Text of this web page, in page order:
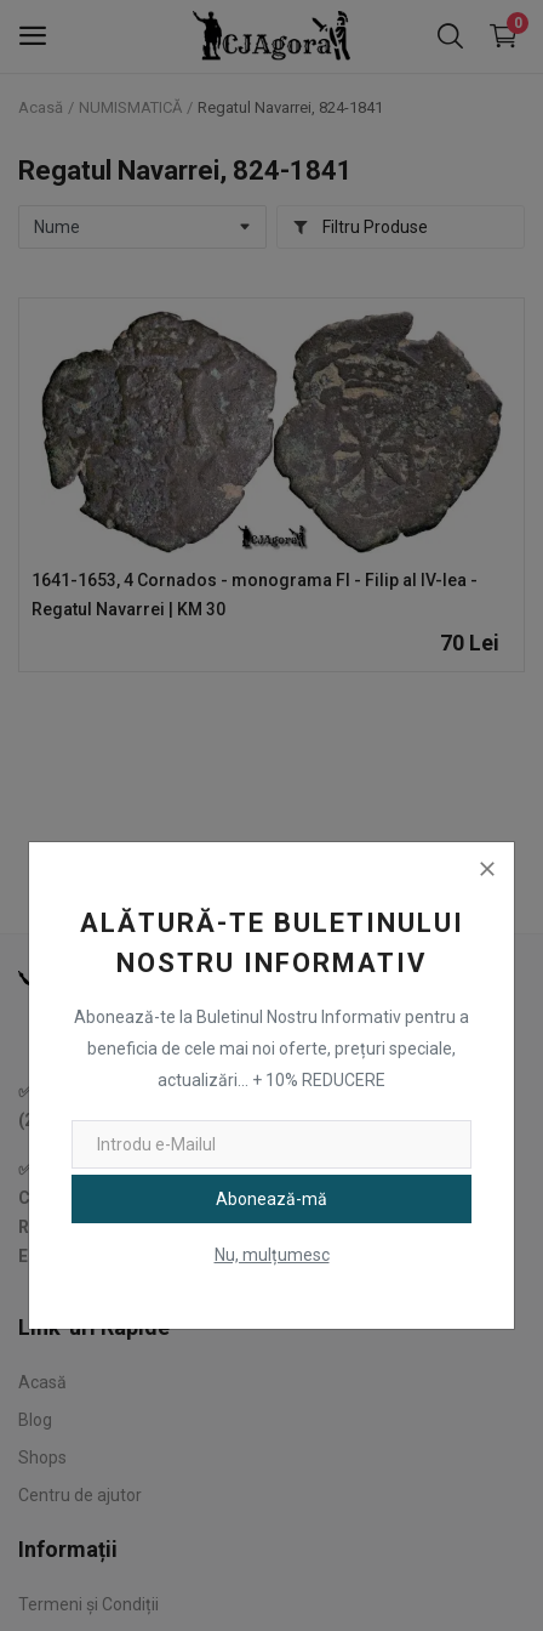
0
Favorite
Contact
Blog
Autentificare
Înregistrare
ALĂTURĂ-TE BULETINULUI
NOSTRU INFORMATIV
Abonează-te la Buletinul Nostru Informativ pentru a
beneficia de cele mai noi oferte, prețuri speciale,
actualizări... + 10% REDUCERE
Abonează-mă
Nu, mulțumesc
Acasă NUMISMATICĂ Regatul Navarrei, 824-1841
Regatul Navarrei, 824-1841
Filtru Produse
1641-1653, 4 Cornados - monograma FI - Filip al IV-lea -
Regatul Navarrei | KM 30
70 Lei
✅Țîru Andrei Angel - PFA Cod fiscal (Fiscal Code): 48005991
(2023-date)
✅Ex: CJAgora SRL (2017-2023)
CIF: 37666114
Reg. Com.: J22/1553/2017
EUID: ROONRC.J22/1553/2017
Link-uri Rapide
Acasă
Blog
Shops
Centru de ajutor
Informații
Termeni și Condiții